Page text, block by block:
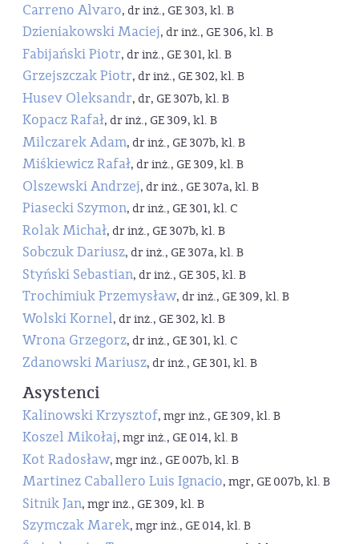
Carreno Alvaro, dr inż., GE 303, kl. B
Dzieniakowski Maciej, dr inż., GE 306, kl. B
Fabijański Piotr, dr inż., GE 301, kl. B
Grzejszczak Piotr, dr inż., GE 302, kl. B
Husev Oleksandr, dr, GE 307b, kl. B
Kopacz Rafał, dr inż., GE 309, kl. B
Milczarek Adam, dr inż., GE 307b, kl. B
Miśkiewicz Rafał, dr inż., GE 309, kl. B
Olszewski Andrzej, dr inż., GE 307a, kl. B
Piasecki Szymon, dr inż., GE 301, kl. C
Rolak Michał, dr inż., GE 307b, kl. B
Sobczuk Dariusz, dr inż., GE 307a, kl. B
Styński Sebastian, dr inż., GE 305, kl. B
Trochimiuk Przemysław, dr inż., GE 309, kl. B
Wolski Kornel, dr inż., GE 302, kl. B
Wrona Grzegorz, dr inż., GE 301, kl. C
Zdanowski Mariusz, dr inż., GE 301, kl. B
Asystenci
Kalinowski Krzysztof, mgr inż., GE 309, kl. B
Koszel Mikołaj, mgr inż., GE 014, kl. B
Kot Radosław, mgr inż., GE 007b, kl. B
Martinez Caballero Luis Ignacio, mgr, GE 007b, kl. B
Sitnik Jan, mgr inż., GE 309, kl. B
Szymczak Marek, mgr inż., GE 014, kl. B